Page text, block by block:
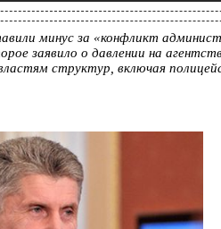
минус за «конфликт
заявило о давлении на
структур, включая